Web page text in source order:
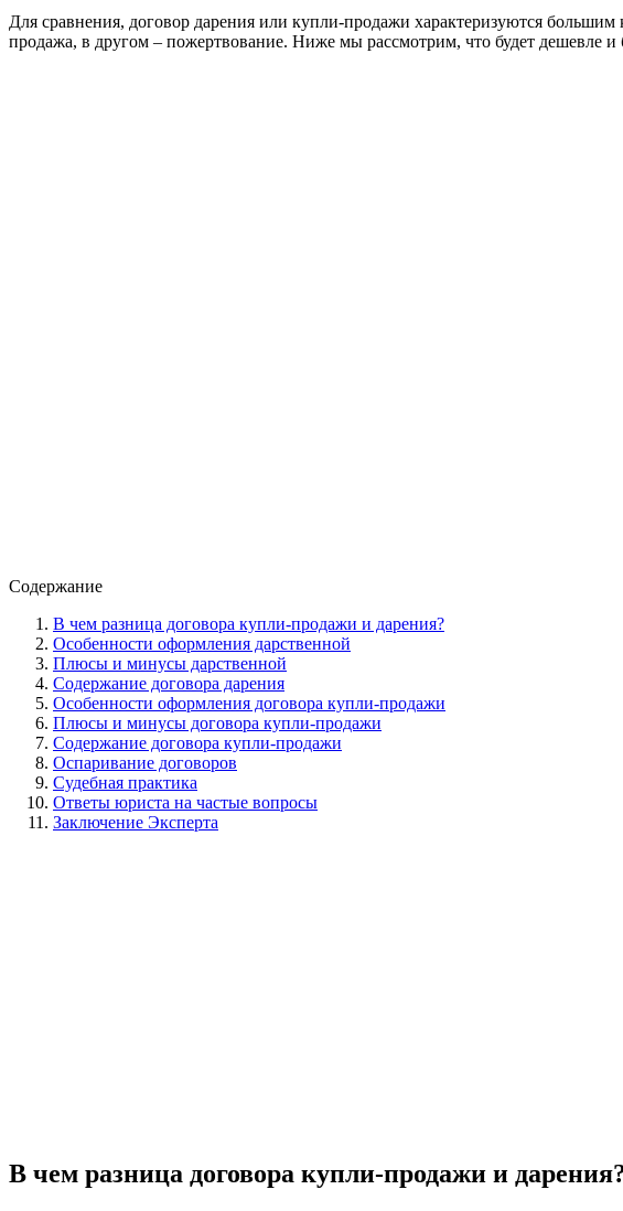
Для сравнения, договор дарения или купли-продажи характеризуются
продажа, в другом – пожертвование. Ниже мы рассмотрим, что будет дешевле
Содержание
В чем разница договора купли-продажи и дарения?
Особенности оформления дарственной
Плюсы и минусы дарственной
Содержание договора дарения
Особенности оформления договора купли-продажи
Плюсы и минусы договора купли-продажи
Содержание договора купли-продажи
Оспаривание договоров
Судебная практика
Ответы юриста на частые вопросы
Заключение Эксперта
В чем разница договора купли-продажи и